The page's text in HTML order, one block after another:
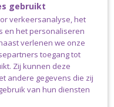
gebruikt
verkeersanalyse, het
en het personaliseren
verlenen we onze
toegang tot
Zij kunnen deze
andere gegevens die zij
van hun diensten
Aanbieding